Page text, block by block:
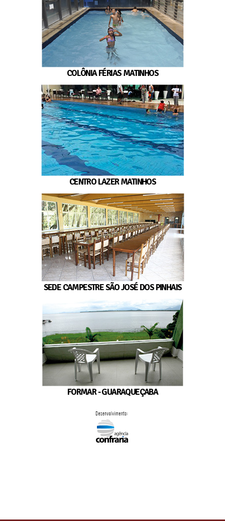
COLÔNIA FÉRIAS MATINHOS
CENTRO LAZER MATINHOS
SEDE CAMPESTRE SÃO JOSÉ DOS PINHAIS
FORMAR - GUARAQUEÇABA